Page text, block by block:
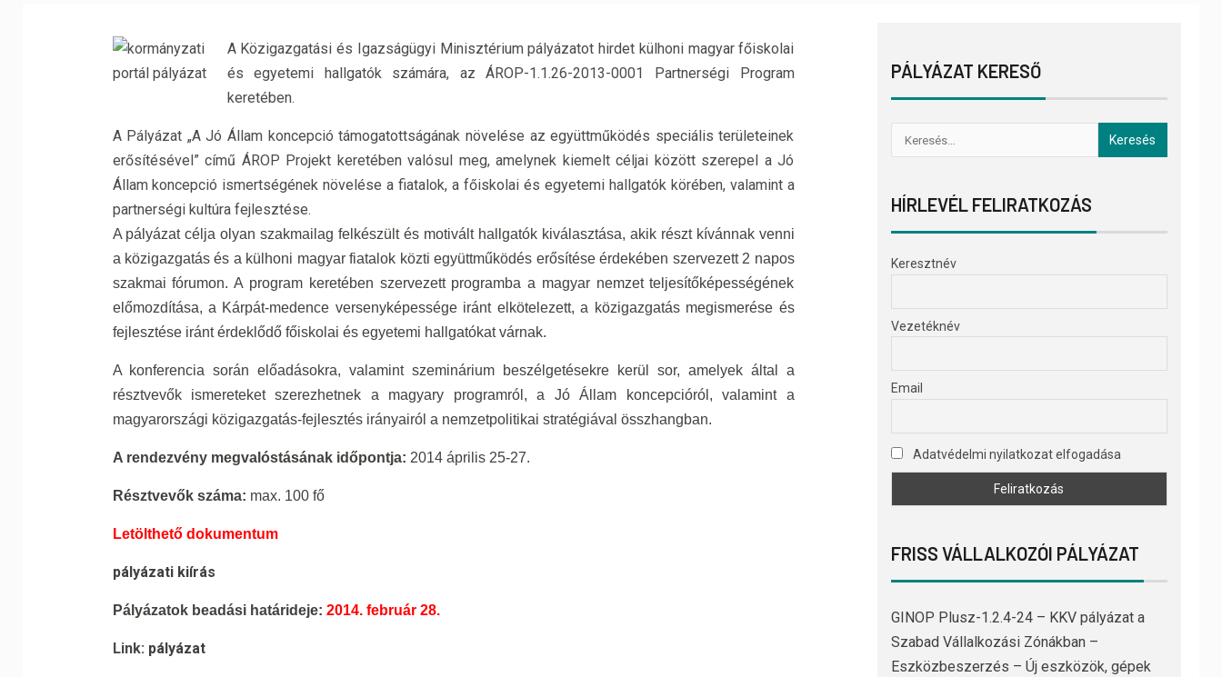
A Közigazgatási és Igazságügyi Minisztérium pályázatot hirdet külhoni magyar főiskolai
és egyetemi hallgatók számára, az ÁROP-1.1.26-2013-0001 Partnerségi Program
keretében.
A Pályázat „A Jó Állam koncepció támogatottságának növelése az együttműködés speciális területeinek
erősítésével” című ÁROP Projekt keretében valósul meg, amelynek kiemelt céljai között szerepel a Jó
Állam koncepció ismertségének növelése a fiatalok, a főiskolai és egyetemi hallgatók körében, valamint a
partnerségi kultúra fejlesztése.
A pályázat célja olyan szakmailag felkészült és motivált hallgatók kiválasztása, akik részt kívánnak venni
a közigazgatás és a külhoni magyar fiatalok közti együttműködés erősítése érdekében szervezett 2 napos
szakmai fórumon. A program keretében szervezett programba a magyar nemzet teljesítőképességének
előmozdítása, a Kárpát-medence versenyképessége iránt elkötelezett, a közigazgatás megismerése és
fejlesztése iránt érdeklődő főiskolai és egyetemi hallgatókat várnak.
A konferencia során előadásokra, valamint szeminárium beszélgetésekre kerül sor, amelyek által a
résztvevők ismereteket szerezhetnek a magyary programról, a Jó Állam koncepcióról, valamint a
magyarországi közigazgatás-fejlesztés irányairól a nemzetpolitikai stratégiával összhangban.
A rendezvény megvalóstásának időpontja: 2014 április 25-27.
Résztvevők száma: max. 100 fő
Letölthető dokumentum
pályázati kiírás
Pályázatok beadási határideje: 2014. február 28.
Link: pályázat
PÁLYÁZAT KERESŐ
HÍRLEVÉL FELIRATKOZÁS
Keresztnév
Vezetéknév
Email
Adatvédelmi nyilatkozat elfogadása
FRISS VÁLLALKOZÓI PÁLYÁZAT
GINOP Plusz-1.2.4-24 – KKV pályázat a
Szabad Vállalkozási Zónákban –
Eszközbeszerzés – Új eszközök, gépek